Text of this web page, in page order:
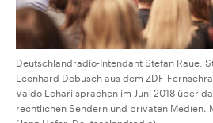
Deutschlandradio-Intendant Stefan Raue,
Leonhard Dobusch aus dem ZDF-
Valdo Lehari sprachen im Juni 2018 über
rechtlichen Sendern und privaten Medien.